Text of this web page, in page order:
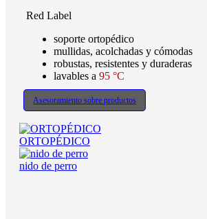
Red Label
soporte ortopédico
mullidas, acolchadas y cómodas
robustas, resistentes y duraderas
lavables a 95 °C
Asesoramiento sobre productos
ORTOPÉDICO
nido de perro